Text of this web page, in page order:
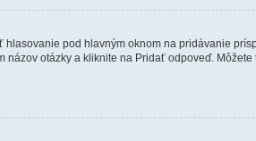
pod hlavným oknom na pridávanie
otázky a kliknite na Pridať odpoveď. Môžete